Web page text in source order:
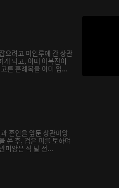
으려고 미인루에 간 상관
게 되고, 이때 야북진이
른 혼례복을 이미 입...
혼인을 앞둔 상관미앙
쏜 후, 검은 피를 토하며
미앙은 석 달 전...